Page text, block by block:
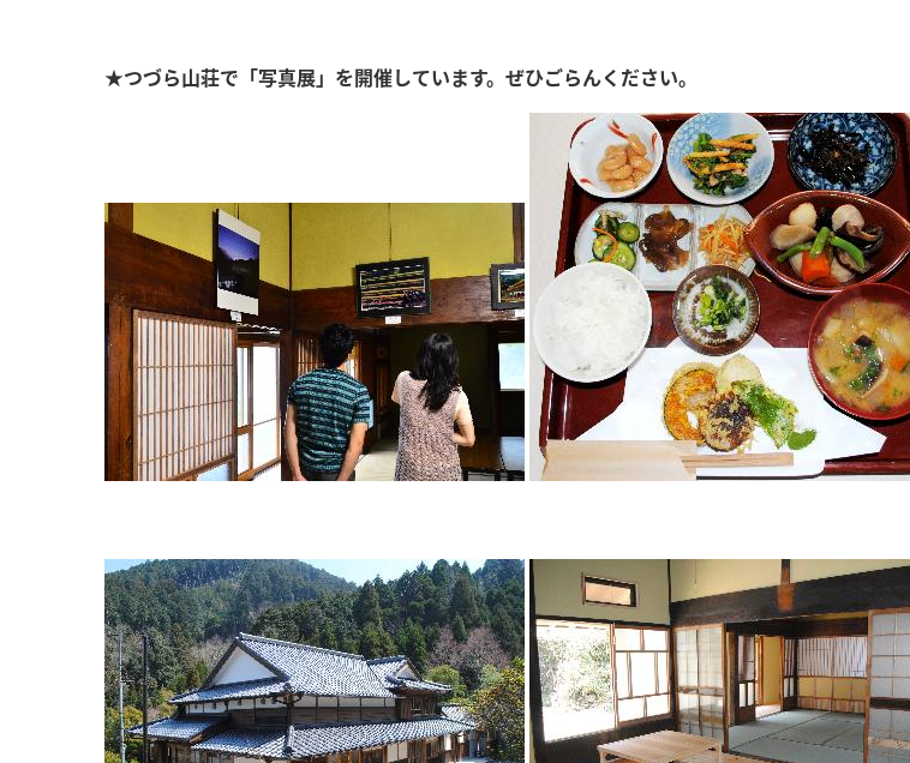
★つづら山荘で「写真展」を開催しています。ぜひごらんください。